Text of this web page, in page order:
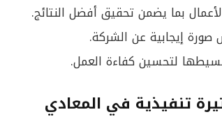
بما يضمن تحقيق أفضل النتائج.
صورة إيجابية عن الشركة.
لتحسين كفاءة العمل.
تنفيذية في المعادي